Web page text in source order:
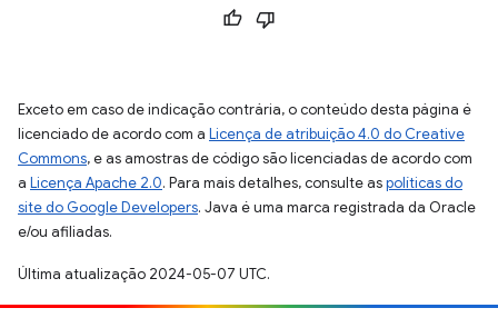
Exceto em caso de indicação contrária, o conteúdo desta página é
licenciado de acordo com a Licença de atribuição 4.0 do Creative
Commons, e as amostras de código são licenciadas de acordo com
a Licença Apache 2.0. Para mais detalhes, consulte aspolíticas do
site do Google Developers. Java é uma marca registrada da Oracle
e/ou afiliadas.
Última atualização 2024-05-07 UTC.